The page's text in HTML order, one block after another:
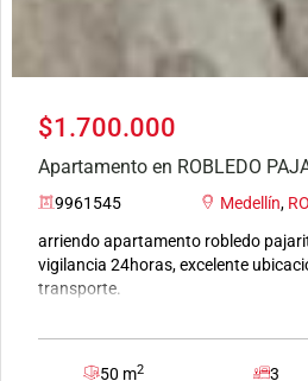
$1.700.000
Apartamento en ROBLEDO
9961545 Medellín,
arriendo apartamento robledo
vigilancia 24horas, excelente
transporte.
50 m2 3